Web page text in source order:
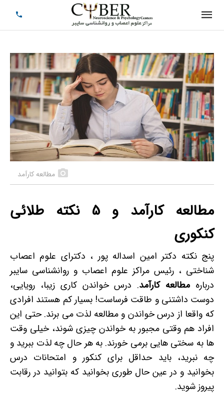
مطالعه کارآمد
مطالعه کارآمد و 5 نکته طلائی
کنکوری
پنج نکته دکتر امین اسداله پور ، دکترای علوم اعصاب
شناختی ، رئیس مراکز علوم اعصاب و روانشناسی سایبر
درباره مطالعه کارآمد. درس خواندن کاری زیبا، رویایی،
دوست داشتنی و طاقت فرساست! بسیار کم هستند افرادی
که واقعا از درس خواندن و مطالعه لذت می برند. حتی این
افراد هم وقتی مجبور به خواندن چیزی شوند، خیلی وقت
ها به سختی هایی برمی خورند. به هر حال چه لذت ببرید و
چه نبرید، باید حداقل برای کنکور و امتحانات درس
بخوانید و در عین حال طوری بخوانید که بتوانید در رقابت
پیروز شوید.